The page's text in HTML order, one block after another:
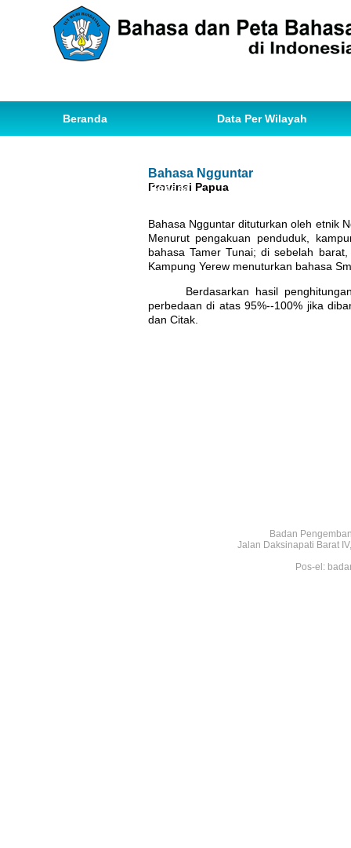
Beranda Data Per Wilayah
Ihwal Pemetaan Bahasa
Bahasa Ngguntar
Provinsi Papua
Bahasa Ngguntar dituturkan oleh etnik
Menurut pengakuan penduduk,
bahasa Tamer Tunai; di sebelah
Kampung Yerew menuturkan bahasa
Berdasarkan hasil
perbedaan di atas 95%--100% jika
dan Citak.
Badan
Jalan Daksinapati Barat
Pos-el: